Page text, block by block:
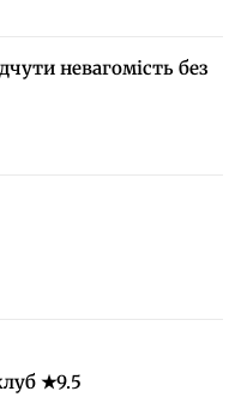
невагомість без
★9.5